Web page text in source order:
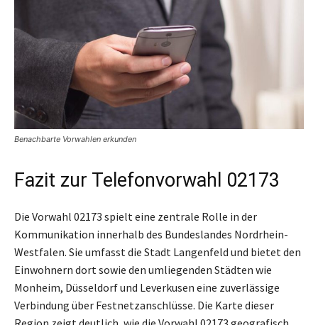
Benachbarte Vorwahlen erkunden
Fazit zur Telefonvorwahl 02173
Die Vorwahl 02173 spielt eine zentrale Rolle in der
Kommunikation innerhalb des Bundeslandes Nordrhein-
Westfalen. Sie umfasst die Stadt Langenfeld und bietet den
Einwohnern dort sowie den umliegenden Städten wie
Monheim, Düsseldorf und Leverkusen eine zuverlässige
Verbindung über Festnetzanschlüsse. Die Karte dieser